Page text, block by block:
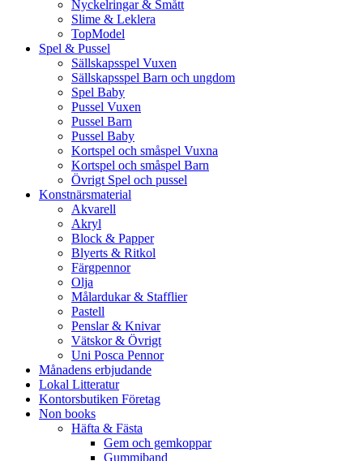
Nyckelringar & Smått
Slime & Leklera
TopModel
Spel & Pussel
Sällskapsspel Vuxen
Sällskapsspel Barn och ungdom
Spel Baby
Pussel Vuxen
Pussel Barn
Pussel Baby
Kortspel och småspel Vuxna
Kortspel och småspel Barn
Övrigt Spel och pussel
Konstnärsmaterial
Akvarell
Akryl
Block & Papper
Blyerts & Ritkol
Färgpennor
Olja
Målardukar & Stafflier
Pastell
Penslar & Knivar
Vätskor & Övrigt
Uni Posca Pennor
Månadens erbjudande
Lokal Litteratur
Kontorsbutiken Företag
Non books
Häfta & Fästa
Gem och gemkoppar
Gummiband